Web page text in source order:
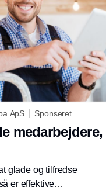
ApS Sponseret
medarbejdere,
glade og tilfredse
er effektive